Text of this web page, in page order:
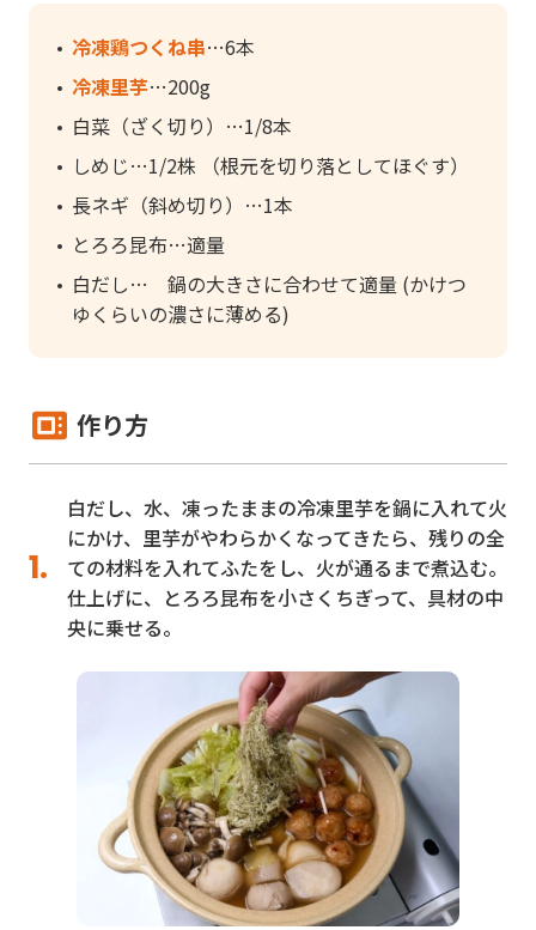
冷凍鶏つくね串
6本
冷凍里芋
200g
白菜（ざく切り）
1/8本
しめじ
1/2株 （根元を切り落としてほぐす）
長ネギ（斜め切り）
1本
とろろ昆布
適量
白だし
鍋の大きさに合わせて適量 (かけつ
ゆくらいの濃さに薄める)
作り方
白だし、水、凍ったままの冷凍里芋を鍋に入れて火
にかけ、里芋がやわらかくなってきたら、残りの全
ての材料を入れてふたをし、火が通るまで煮込む。
仕上げに、とろろ昆布を小さくちぎって、具材の中
央に乗せる。